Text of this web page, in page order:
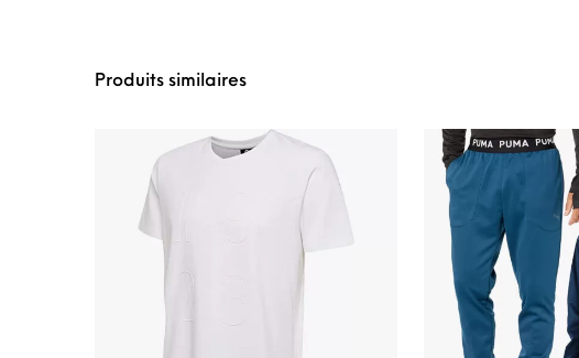
Produits similaires
Ce produit a plusieurs